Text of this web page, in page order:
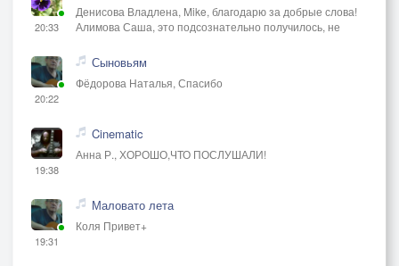
20:33
Денисова Владлена, Mike, благодарю за добрые слова!
Алимова Саша, это подсознательно получилось, не
20:22
Сыновьям
Фёдорова Наталья, Спасибо
19:38
Cinematic
Анна Р., ХОРОШО,ЧТО ПОСЛУШАЛИ!
19:31
Маловато лета
Коля Привет+